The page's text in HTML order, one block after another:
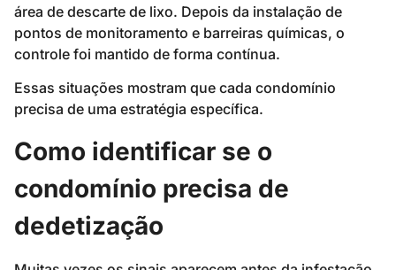
área de descarte de lixo. Depois da instalação de
pontos de monitoramento e barreiras químicas, o
controle foi mantido de forma contínua.
Essas situações mostram que cada condomínio
precisa de uma estratégia específica.
Como identificar se o
condomínio precisa de
dedetização